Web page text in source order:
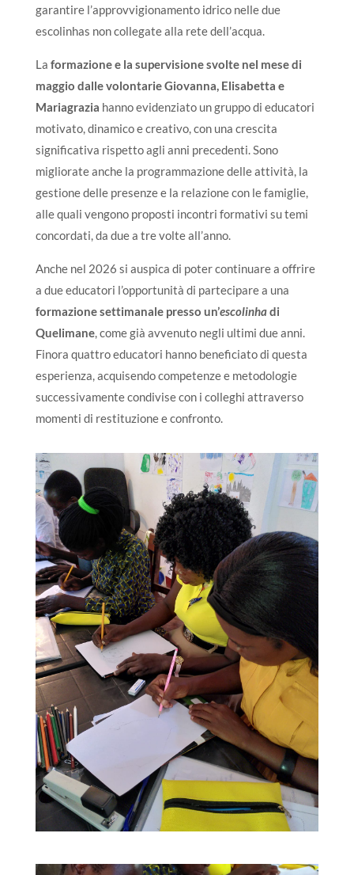
garantire l’approvvigionamento idrico nelle due
escolinhas non collegate alla rete dell’acqua.
La formazione e la supervisione svolte nel mese di
maggio dalle volontarie Giovanna, Elisabetta e
Mariagrazia hanno evidenziato un gruppo di educatori
motivato, dinamico e creativo, con una crescita
significativa rispetto agli anni precedenti. Sono
migliorate anche la programmazione delle attività, la
gestione delle presenze e la relazione con le famiglie,
alle quali vengono proposti incontri formativi su temi
concordati, da due a tre volte all’anno.
Anche nel 2026 si auspica di poter continuare a offrire
a due educatori l’opportunità di partecipare a una
formazione settimanale presso un’escolinhadi
Quelimane, come già avvenuto negli ultimi due anni.
Finora quattro educatori hanno beneficiato di questa
esperienza, acquisendo competenze e metodologie
successivamente condivise con i colleghi attraverso
momenti di restituzione e confronto.